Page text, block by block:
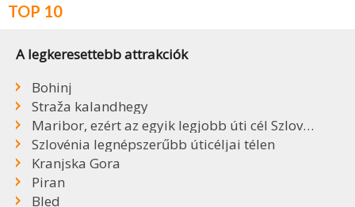
TOP 10
A legkeresettebb attrakciók
Bohinj
Straža kalandhegy
Maribor, ezért az egyik legjobb úti cél Szlovéniában
Szlovénia legnépszerűbb úticéljai télen
Kranjska Gora
Piran
Bled